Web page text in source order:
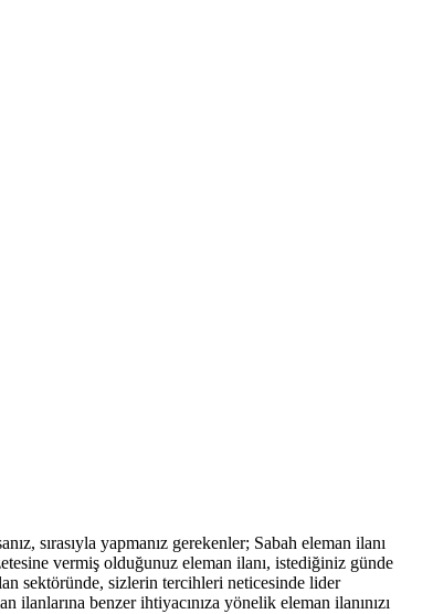
sırasıyla yapmanız gerekenler; Sabah eleman ilanı
vermiş olduğunuz eleman ilanı, istediğiniz günde
sektöründe, sizlerin tercihleri neticesinde lider
ilanlarına benzer ihtiyacınıza yönelik eleman ilanınızı